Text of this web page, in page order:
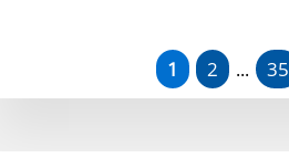
1 2 ... 35